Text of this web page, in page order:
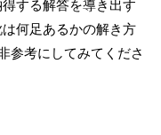
する解答を導き出す
何足あるかの解き方
参考にしてみてくださ